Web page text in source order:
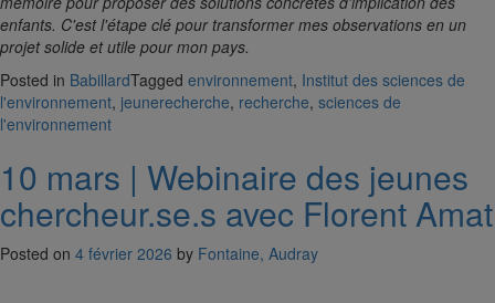
enfants. C'est l'étape clé pour transformer mes observations en un
projet solide et utile pour mon pays.
Posted in BabillardTagged environnement, Institut des sciences de
l'environnement, jeunerecherche, recherche, sciences de
l'environnement
10 mars | Webinaire des jeunes
chercheur.se.s avec Florent Amat
Posted on 4 février 2026 by Fontaine, Audray